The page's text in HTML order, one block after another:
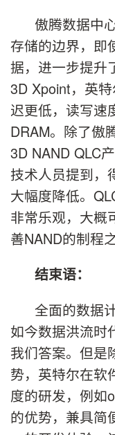
傲腾数据中
存储的边界，即
据，进一步提升
3D Xpoint，英
迟更低，读写速
DRAM。除了傲
3D NAND QLC
技术人员提到，
大幅度降低。
非常乐观，大概
善NAND的制程
结束语：
全面的数据
如今数据洪流时
我们答案。但是
势，英特尔在软
度的研发，例如
的优势，兼具简